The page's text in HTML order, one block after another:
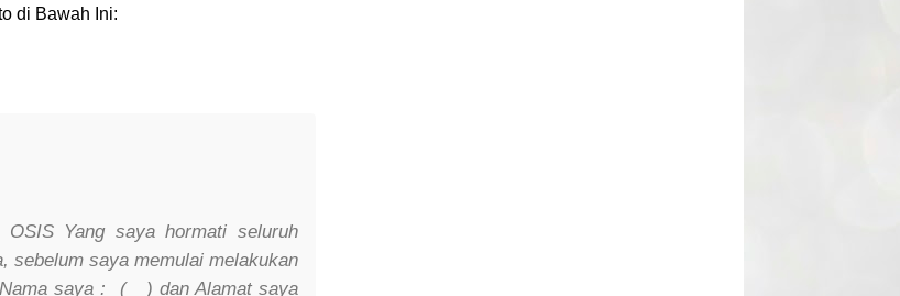
di Bawah Ini:
Yang saya hormati seluruh
sebelum saya memulai melakukan
Nama saya : (
) dan Alamat saya